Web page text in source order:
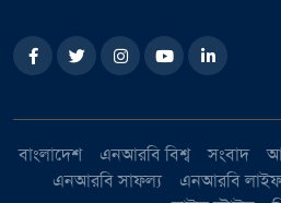
বাংলাদেশ এনআরবি বিশ্ব সংবাদ
এনআরবি সাফল্য
এনআরবি লাইফ